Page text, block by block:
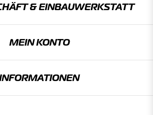
& EINBAU­WERKSTATT
MEIN KONTO